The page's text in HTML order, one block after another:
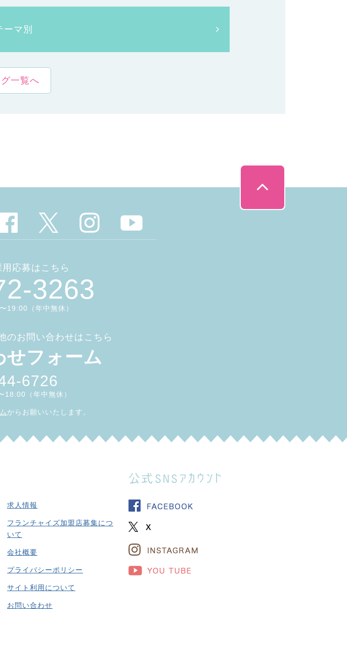
ーマ別
一覧へ
応募はこちら
3263
19:00（年中無休）
のお問い合わせはこちら
せフォーム
6726
18:00（年中無休）
からお願いいたします。
求人情報
フランチャイズ加盟店募集につ
いて
会社概要
プライバシーポリシー
サイト利用について
お問い合わせ